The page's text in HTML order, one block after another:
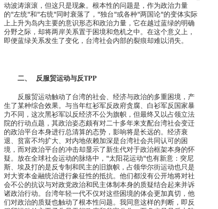
动波涛滚滚，但这只是现象。根本性的问题是，作为政治力量
的"左统"和"右统"同时衰落了，"独台"或各种"两国论"的变体实际
上上升为岛内主要的意识形态和政治力量，它在越过蓝绿的明确
分野之际，却将两岸关系置于困境和危机之中。在这个意义上，
即便蓝绿关系发生了变化，台湾社会内部的裂痕却难以消失。
二、 反服贸运动与反TPP
反服贸运动触动了台湾的社会、经济与政治的多重困境，产
生了某种综合效果。与当年红衫军反政府贪腐、白衫军反国家暴
力不同，这次黑衫军以反经济不公为旗帜，但最终又以占领立法
院的行动点题，其政治姿态颇有对二十多年来支配台湾社会变迁
的政治平台本身进行总清算的态势，影响将是长远的。经济衰
退、贫富不均扩大、对内地依赖加深是台湾社会共同认可的困
境，而对政治平台的冲击却显示了新生代对于政治框架本身的怀
疑。放在全球社会运动的脉络中，"太阳花运动"也有新意：突尼
斯、埃及打的是反专制和民主的旧旗帜，占领华尔街运动也只是
对大资本金融统治进行象征性的抵抗。他们都没有公开地将对社
会不公的抗议与对政党政治和民主体制本身的质疑结合起来并诉
诸政治行动。台湾年轻一代不仅对这些困境的体会更加真切，他
们对政治的质疑也触动了根本性问题。我同意这样的判断，即反